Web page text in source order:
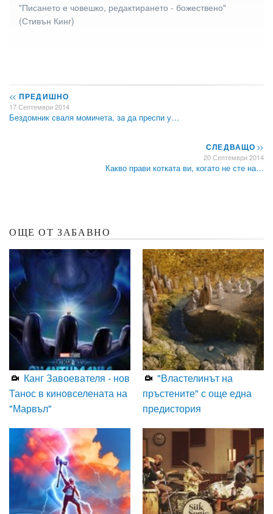
"Писането е човешко, редактирането - божествено"
(Стивън Кинг)
<< ПРЕДИШНО
17 Септември 2014
Бездомник сваля момичета, за да преспи у…
СЛЕДВАЩО>>
20 Септември 2014
Какво прави котката ви, когато не сте на…
ОЩЕ ОТ ЗАБАВНО
Канг Завоевателя - нов
Танос в киновселената на
"Марвъл"
"Властелинът на
пръстените" с още една
предистория